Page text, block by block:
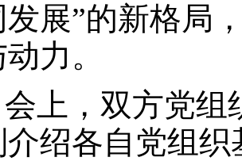
发展”的新格局
力。
会上，双方党组
介绍各自党组